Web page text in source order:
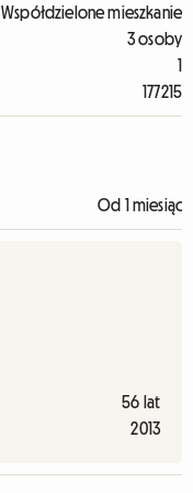
Współdzielone mieszkanie
3 osoby
1
177215
Od 1 miesiąc
56 lat
2013